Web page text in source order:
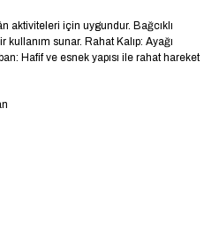
aktiviteleri için uygundur. Bağcıklı
kullanım sunar. Rahat Kalıp: Ayağı
Hafif ve esnek yapısı ile rahat hareket